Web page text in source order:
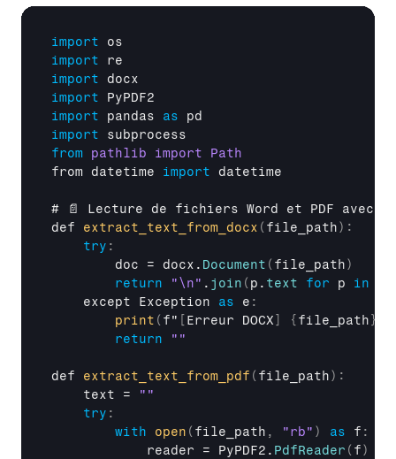
import
os
import
re
import
docx
import
PyPDF2
import
pandas as
import
subprocess
from
from datetime import datetime
# 📄 Lecture de fichiers Word et PDF avec
def extract_text_from_docx ( file_path) :
try :
doc = docx . Document ( file_path)
return
"\n" . join ( p . text for p in
except Exception as e :
print ( f" Erreur DOCX { file_path }
return
""
def extract_text_from_pdf ( file_path) :
text =
""
try :
with
open ( file_path , "rb" ) as f :
reader = PyPDF2 . PdfReader ( f)